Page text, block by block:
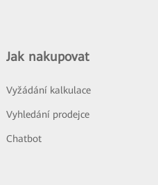
Jak nakupovat
Vyžádání kalkulace
Vyhledání prodejce
Chatbot